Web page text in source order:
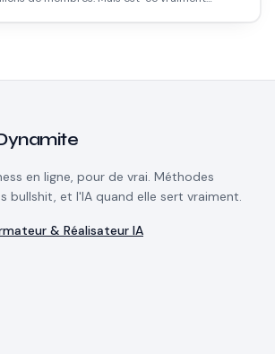
en ligne, pour de vrai. Méthodes
bullshit, et l'IA quand elle sert vraiment.
& Réalisateur IA